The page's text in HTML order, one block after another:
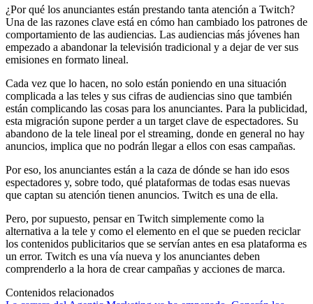
¿Por qué los anunciantes están prestando tanta atención a Twitch?
Una de las razones clave está en cómo han cambiado los patrones de
comportamiento de las audiencias. Las audiencias más jóvenes han
empezado a abandonar la televisión tradicional y a dejar de ver sus
emisiones en formato lineal.
Cada vez que lo hacen, no solo están poniendo en una situación
complicada a las teles y sus cifras de audiencias sino que también
están complicando las cosas para los anunciantes. Para la publicidad,
esta migración supone perder a un target clave de espectadores. Su
abandono de la tele lineal por el streaming, donde en general no hay
anuncios, implica que no podrán llegar a ellos con esas campañas.
Por eso, los anunciantes están a la caza de dónde se han ido esos
espectadores y, sobre todo, qué plataformas de todas esas nuevas
que captan su atención tienen anuncios. Twitch es una de ella.
Pero, por supuesto, pensar en Twitch simplemente como la
alternativa a la tele y como el elemento en el que se pueden reciclar
los contenidos publicitarios que se servían antes en esa plataforma es
un error. Twitch es una vía nueva y los anunciantes deben
comprenderlo a la hora de crear campañas y acciones de marca.
Contenidos relacionados